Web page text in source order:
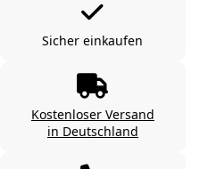
Sicher einkaufen
Kostenloser Versand
in Deutschland